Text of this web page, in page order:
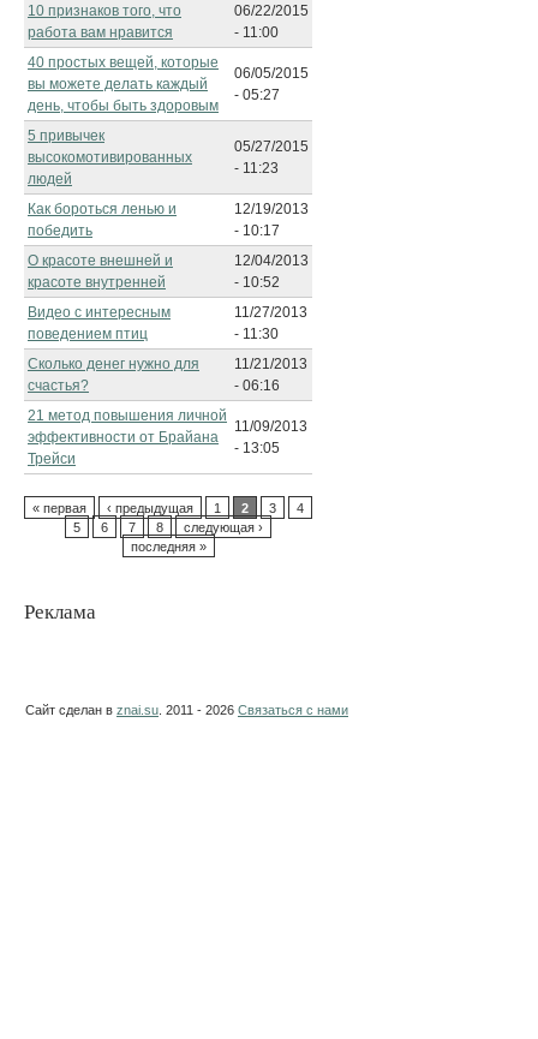
10 признаков того, что
работа вам нравится
06/22/2015
- 11:00
40 простых вещей, которые
вы можете делать каждый
день, чтобы быть здоровым
06/05/2015
- 05:27
5 привычек
высокомотивированных
людей
05/27/2015
- 11:23
Как бороться ленью и
победить
12/19/2013
- 10:17
О красоте внешней и
красоте внутренней
12/04/2013
- 10:52
Видео с интересным
поведением птиц
11/27/2013
- 11:30
Сколько денег нужно для
счастья?
11/21/2013
- 06:16
21 метод повышения личной
эффективности от Брайана
Трейси
11/09/2013
- 13:05
« первая ‹ предыдущая 1 2 3
4
5
6 7 8
следующая ›
последняя »
Реклама
Сайт сделан в znai.su . 2011 - 2026 Связаться с нами